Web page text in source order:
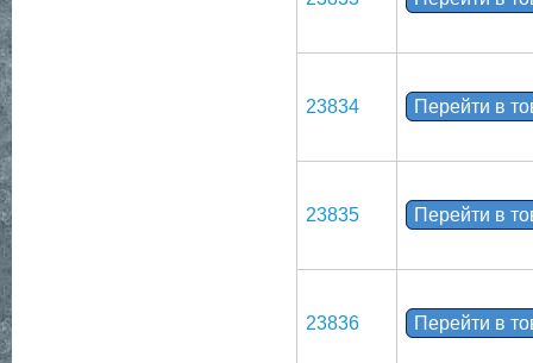
23834 Перейти в
23835 Перейти в
23836 Перейти в